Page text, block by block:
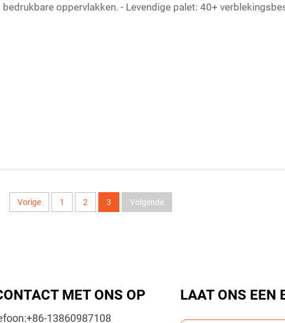
bedrukbare oppervlakken. - Levendige palet: 40+
Vorige 1 2 3 Volgende
MET ONS OP
+86-13860987108
LAAT ONS EEN